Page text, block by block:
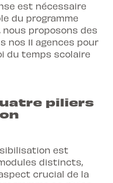
est nécessaire
du programme
proposons des
nos 11 agences pour
du temps scolaire
piliers
est
distincts,
crucial de la